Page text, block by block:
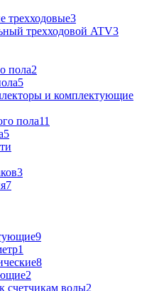
трехходовые3
трехходовой ATV3
пола2
5
и комплектующие
пола11
5
3
7
9
1
8
2
счетчикам воды2